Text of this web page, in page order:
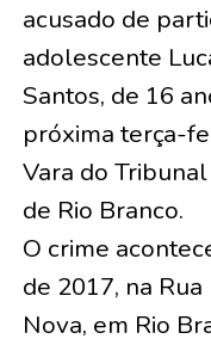
acusado de
adolescente
Santos, de 16
próxima terça-
Vara do
de Rio Branco.
O crime
de 2017, na
Nova, em Rio